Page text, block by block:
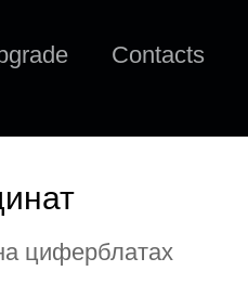
Contacts
циферблатах